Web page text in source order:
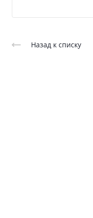
Назад к списку